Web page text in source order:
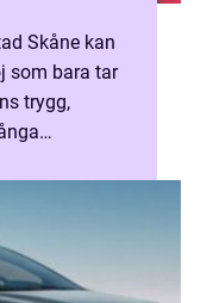
Skåne kan
som bara tar
trygg,